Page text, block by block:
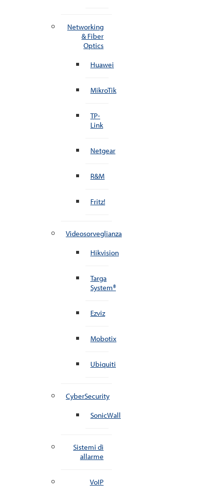
Networking
& Fiber
Optics
Huawei
MikroTik
TP-
Link
Netgear
R&M
Fritz!
Videosorveglianza
Hikvision
Targa
System®
Ezviz
Mobotix
Ubiquiti
CyberSecurity
SonicWall
Sistemi di
allarme
VoIP